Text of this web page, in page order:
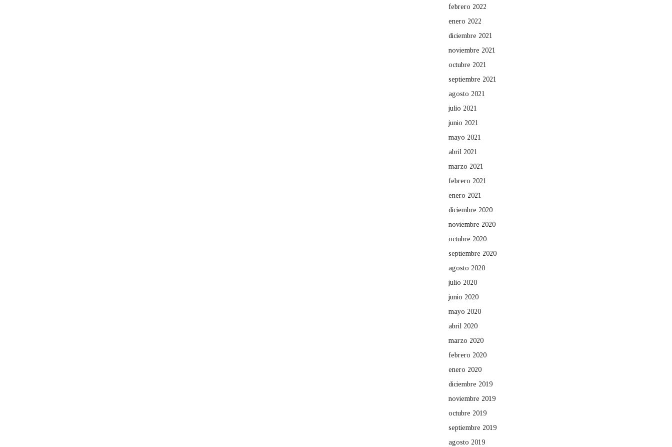
febrero 2022
enero 2022
diciembre 2021
noviembre 2021
octubre 2021
septiembre 2021
agosto 2021
julio 2021
junio 2021
mayo 2021
abril 2021
marzo 2021
febrero 2021
enero 2021
diciembre 2020
noviembre 2020
octubre 2020
septiembre 2020
agosto 2020
julio 2020
junio 2020
mayo 2020
abril 2020
marzo 2020
febrero 2020
enero 2020
diciembre 2019
noviembre 2019
octubre 2019
septiembre 2019
agosto 2019